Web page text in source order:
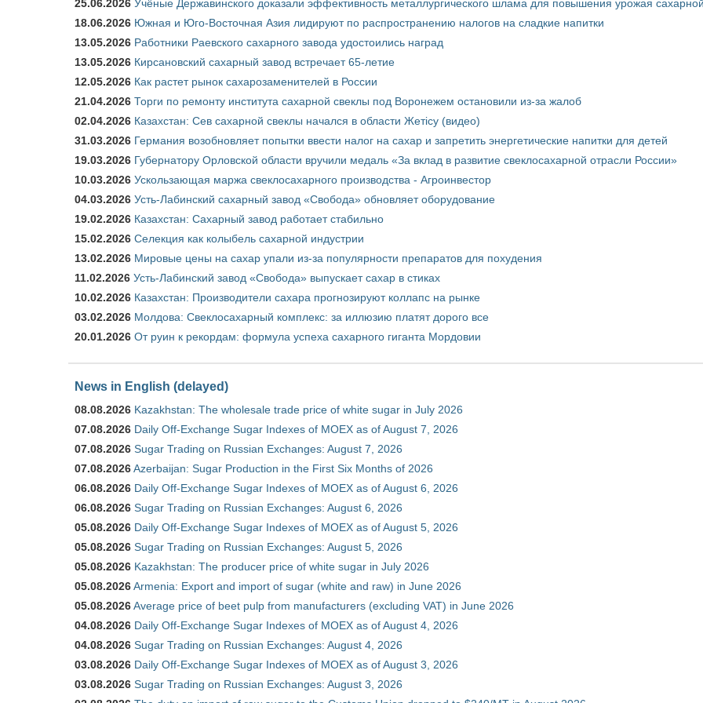
25.06.2026 Учёные Державинского доказали эффективность металлургического шлама для повышения урожая
18.06.2026 Южная и Юго-Восточная Азия лидируют по распространению налогов на сладкие напитки
13.05.2026 Работники Раевского сахарного завода удостоились наград
13.05.2026 Кирсановский сахарный завод встречает 65-летие
12.05.2026 Как растет рынок сахарозаменителей в России
21.04.2026 Торги по ремонту института сахарной свеклы под Воронежем остановили из-за жалоб
02.04.2026 Казахстан: Сев сахарной свеклы начался в области Жетісу (видео)
31.03.2026 Германия возобновляет попытки ввести налог на сахар и запретить энергетические напитки для детей
19.03.2026 Губернатору Орловской области вручили медаль «За вклад в развитие свеклосахарной отрасли России»
10.03.2026 Ускользающая маржа свеклосахарного производства - Агроинвестор
04.03.2026 Усть-Лабинский сахарный завод «Свобода» обновляет оборудование
19.02.2026 Казахстан: Сахарный завод работает стабильно
15.02.2026 Селекция как колыбель сахарной индустрии
13.02.2026 Мировые цены на сахар упали из-за популярности препаратов для похудения
11.02.2026 Усть-Лабинский завод «Свобода» выпускает сахар в стиках
10.02.2026 Казахстан: Производители сахара прогнозируют коллапс на рынке
03.02.2026 Молдова: Свеклосахарный комплекс: за иллюзию платят дорого все
20.01.2026 От руин к рекордам: формула успеха сахарного гиганта Мордовии
News in English (delayed)
08.08.2026 Kazakhstan: The wholesale trade price of white sugar in July 2026
07.08.2026 Daily Off-Exchange Sugar Indexes of MOEX as of August 7, 2026
07.08.2026 Sugar Trading on Russian Exchanges: August 7, 2026
07.08.2026Azerbaijan: Sugar Production in the First Six Months of 2026
06.08.2026 Daily Off-Exchange Sugar Indexes of MOEX as of August 6, 2026
06.08.2026 Sugar Trading on Russian Exchanges: August 6, 2026
05.08.2026 Daily Off-Exchange Sugar Indexes of MOEX as of August 5, 2026
05.08.2026 Sugar Trading on Russian Exchanges: August 5, 2026
05.08.2026 Kazakhstan: The producer price of white sugar in July 2026
05.08.2026Armenia: Export and import of sugar (white and raw) in June 2026
05.08.2026Average price of beet pulp from manufacturers (excluding VAT) in June 2026
04.08.2026 Daily Off-Exchange Sugar Indexes of MOEX as of August 4, 2026
04.08.2026 Sugar Trading on Russian Exchanges: August 4, 2026
03.08.2026 Daily Off-Exchange Sugar Indexes of MOEX as of August 3, 2026
03.08.2026 Sugar Trading on Russian Exchanges: August 3, 2026